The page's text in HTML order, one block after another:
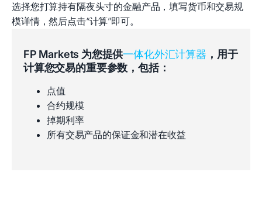
选择您打算持有隔夜头寸的金融产品，填写货币和交易规
模详情，然后点击“计算”即可。
FP Markets 为您提供一体化外汇计算器 ，用于
计算您交易的重要参数，包括：
点值
合约规模
掉期利率
所有交易产品的保证金和潜在收益